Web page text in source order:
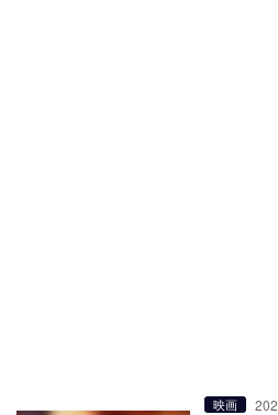
映画